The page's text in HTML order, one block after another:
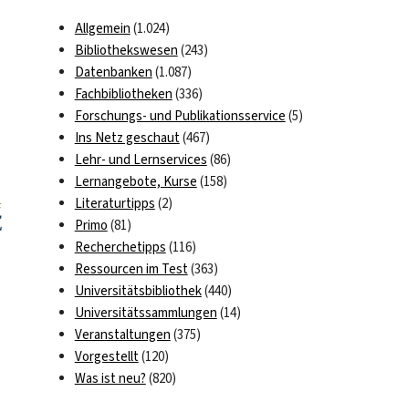
Allgemein (1.024)
Bibliothekswesen (243)
Datenbanken (1.087)
Fachbibliotheken (336)
Forschungs- und Publikationsservice (5)
Ins Netz geschaut(467)
Lehr- und Lernservices (86)
Lernangebote, Kurse (158)
Literaturtipps (2)
Primo (81)
Recherchetipps (116)
Ressourcen im Test(363)
Universitätsbibliothek(440)
Universitätssammlungen (14)
Veranstaltungen (375)
Vorgestellt(120)
Was ist neu? (820)